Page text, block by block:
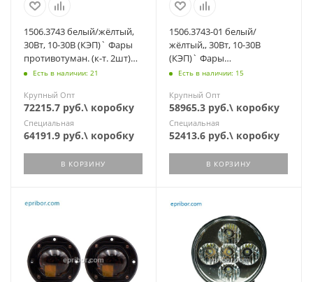
1506.3743 белый/жёлтый,
30Вт, 10-30В (КЭП)` Фары
противотуман. (к-т. 2шт)
квадрат, кронштейн,
Есть в наличии: 21
Крупный Опт
72215.7 руб.\ коробку
Специальная
64191.9 руб.\ коробку
В КОРЗИНУ
1506.3743-01 белый/
жёлтый,, 30Вт, 10-30В
(КЭП)` Фары
противотуман. (компл.-
Есть в наличии: 15
Крупный Опт
58965.3 руб.\ коробку
Специальная
52413.6 руб.\ коробку
В КОРЗИНУ